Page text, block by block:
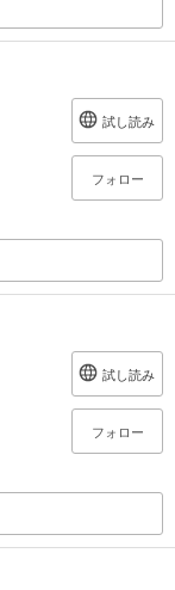
試し読み
フォロー
試し読み
フォロー